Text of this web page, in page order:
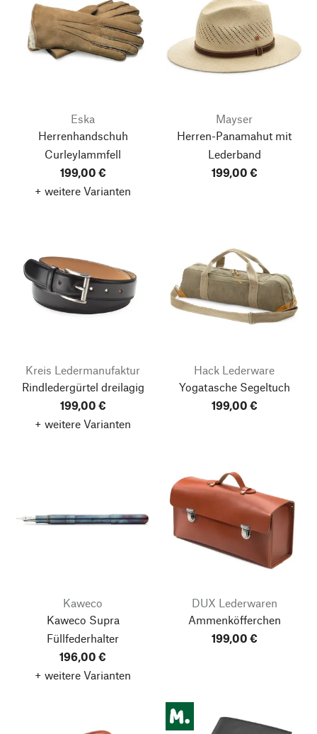
Eska
Herrenhandschuh
Curleylammfell
199,00 €
+ weitere Varianten
Mayser
Herren-Panamahut mit
Lederband
199,00 €
Kreis Ledermanufaktur
Rindledergürtel dreilagig
199,00 €
+ weitere Varianten
Hack Lederware
Yogatasche Segeltuch
199,00 €
Kaweco
Kaweco Supra
Füllfederhalter
196,00 €
+ weitere Varianten
DUX Lederwaren
Ammenköfferchen
199,00 €